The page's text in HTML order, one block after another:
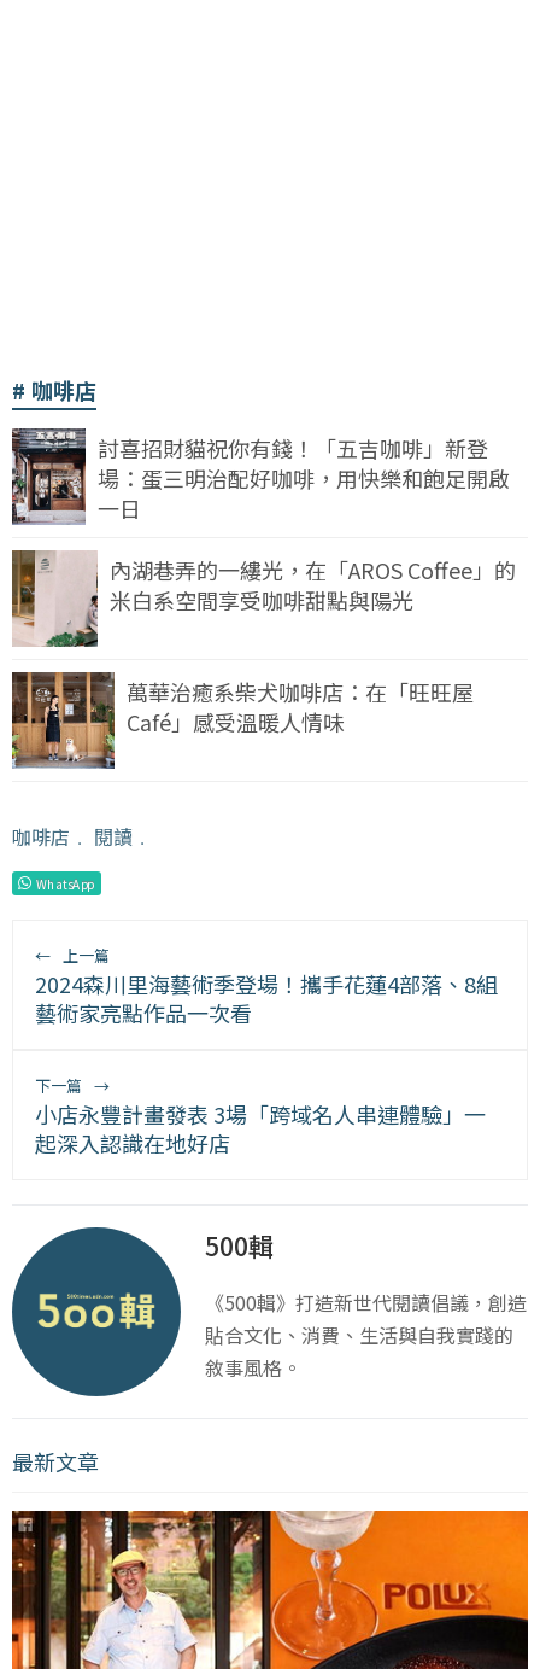
咖啡店
討喜招財貓祝你有錢！「五吉咖啡」新登
場：蛋三明治配好咖啡，用快樂和飽足開啟
一日
內湖巷弄的一縷光，在「AROS Coffee」的
米白系空間享受咖啡甜點與陽光
萬華治癒系柴犬咖啡店：在「旺旺屋
Café」感受溫暖人情味
咖啡店 ﹒ 閱讀 ﹒
WhatsApp
← 上一篇
2024森川里海藝術季登場！攜手花蓮4部落、8組
藝術家亮點作品一次看
下一篇 →
小店永豐計畫發表 3場「跨域名人串連體驗」一
起深入認識在地好店
500輯
《500輯》打造新世代閱讀倡議，創造
貼合文化、消費、生活與自我實踐的
敘事風格。
最新文章